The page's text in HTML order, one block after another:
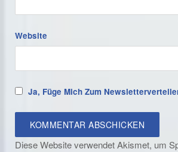
Website
Ja, Füge Mich Zum
Diese Website verwendet Akismet, um